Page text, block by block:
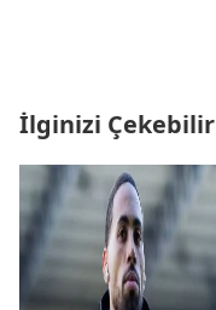
İlginizi Çekebilir